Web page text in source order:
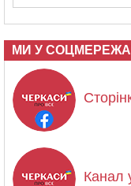
МИ У
Канал